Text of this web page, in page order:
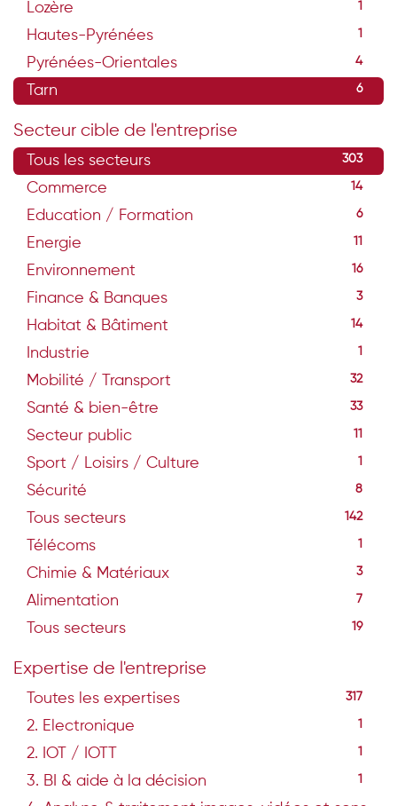
Lozère 1
Hautes-Pyrénées 1
Pyrénées-Orientales 4
Tarn 6
Secteur cible de l'entreprise
Tous les secteurs 303
Commerce 14
Education / Formation 6
Energie 11
Environnement 16
Finance & Banques 3
Habitat & Bâtiment 14
Industrie 1
Mobilité / Transport 32
Santé & bien-être 33
Secteur public 11
Sport / Loisirs / Culture 1
Sécurité 8
Tous secteurs 142
Télécoms 1
Chimie & Matériaux 3
Alimentation 7
Tous secteurs 19
Expertise de l'entreprise
Toutes les expertises 317
2. Electronique 1
2. IOT / IOTT 1
3. BI & aide à la décision 1